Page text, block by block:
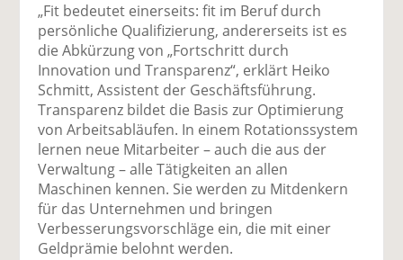
„Fit bedeutet einerseits: fit im Beruf durch
persönliche Qualifizierung, andererseits ist es
die Abkürzung von „Fortschritt durch
Innovation und Transparenz“, erklärt Heiko
Schmitt, Assistent der Geschäftsführung.
Transparenz bildet die Basis zur Optimierung
von Arbeitsabläufen. In einem Rotationssystem
lernen neue Mitarbeiter – auch die aus der
Verwaltung – alle Tätigkeiten an allen
Maschinen kennen. Sie werden zu Mitdenkern
für das Unternehmen und bringen
Verbesserungsvorschläge ein, die mit einer
Geldprämie belohnt werden.